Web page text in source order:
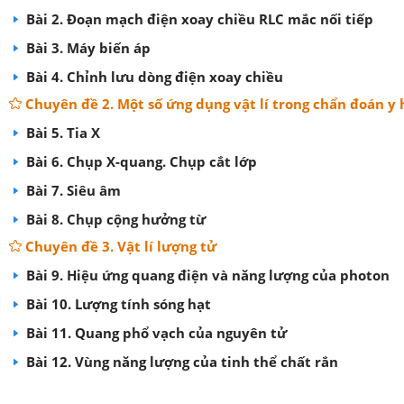
Bài 2. Đoạn mạch điện xoay chiều RLC mắc nối tiếp
Bài 3. Máy biến áp
Bài 4. Chỉnh lưu dòng điện xoay chiều
Chuyên đề 2. Một số ứng dụng vật lí trong chẩn đoán y
Bài 5. Tia X
Bài 6. Chụp X-quang. Chụp cắt lớp
Bài 7. Siêu âm
Bài 8. Chụp cộng hưởng từ
Chuyên đề 3. Vật lí lượng tử
Bài 9. Hiệu ứng quang điện và năng lượng của photon
Bài 10. Lượng tính sóng hạt
Bài 11. Quang phổ vạch của nguyên tử
Bài 12. Vùng năng lượng của tinh thể chất rắn